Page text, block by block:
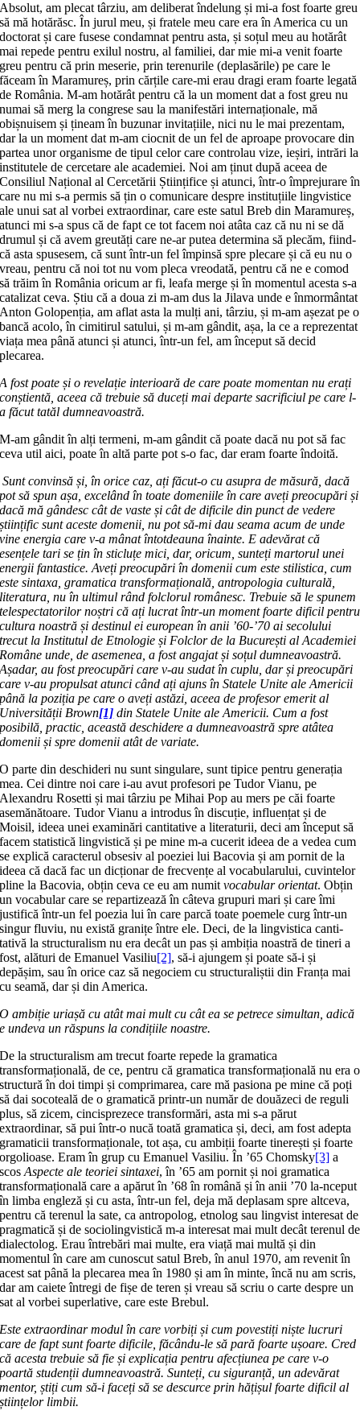
Absolut, am plecat târziu, am deli­be­rat îndelung și mi-a fost foarte greu
să mă hotărăsc. În jurul meu, și fratele meu care era în America cu un
doctorat și care fusese condamnat pentru asta, și so­țul meu au hotărât
mai repede pentru exi­lul nostru, al familiei, dar mie mi-a ve­nit foarte
greu pentru că prin meserie, prin terenurile (deplasările) pe care le
făceam în Maramureș, prin cărțile ca­re-mi erau dragi eram foarte legată
de România. M-am hotărât pentru că la un moment dat a fost greu nu
numai să merg la congrese sau la manifestări in­ter­naționale, mă
obișnuisem și țineam în buzunar invitațiile, nici nu le mai pre­zen­tam,
dar la un moment dat m-am cioc­nit de un fel de aproape provocare din
partea unor organisme de tipul celor care controlau vize, ieșiri, intrări la
ins­ti­tu­tele de cercetare ale academiei. Noi am ținut după aceea de
Consiliul Națio­nal al Cercetării Științifice și atunci, în­tr-o împrejurare în
care nu mi s-a permis să țin o comunicare despre instituțiile lin­gvistice
ale unui sat al vorbei extra­ordinar, care este satul Breb din Maramureș,
atunci mi s-a spus că de fapt ce tot facem noi atâta caz că nu ni se dă
drumul și că avem greutăți care ne-ar putea determina să plecăm, fiind­
că asta spusesem, că sunt într-un fel îm­pin­să spre plecare și că eu nu o
vreau, pen­tru că noi tot nu vom pleca vreo­da­tă, pentru că ne e comod
să trăim în Ro­mânia oricum ar fi, leafa merge și în mo­mentul acesta s-a
catalizat ceva. Știu că a doua zi m-am dus la Jilava unde e în­mor­mântat
Anton Golopenția, am aflat asta la mulți ani, târziu, și m-am așezat pe o
bancă acolo, în cimitirul satului, și m-am gândit, așa, la ce a reprezentat
via­ța mea până atunci și atunci, într-un fel, am început să decid
plecarea.
A fost poate și o revelație interioară de care poate momentan nu erați
con­ști­en­tă, aceea că trebuie să duceți mai de­par­te sacrificiul pe care l-
a făcut tatăl dum­neavoastră.
M-am gândit în alți termeni, m-am gândit că poate dacă nu pot să fac
ceva util aici, poate în altă parte pot s-o fac, dar eram foarte îndoită.
Sunt convinsă și, în orice caz, ați fă­cut-o cu asupra de măsură, dacă
pot să spun așa, excelând în toate domeniile în care aveți preocupări și
dacă mă gândesc cât de vaste și cât de dificile din punct de vedere
științific sunt aceste domenii, nu pot să-mi dau seama acum de unde
vine energia care v-a mânat întotdeauna îna­inte. E adevărat că
esențele tari se țin în sticluțe mici, dar, oricum, sunteți mar­torul unei
energii fantastice. Aveți preocupări în domenii cum este stilistica, cum
este sintaxa, gramatica trans­for­ma­țio­nală, antropologia culturală,
litera­tu­ra, nu în ultimul rând folclorul ro­mâ­nesc. Trebuie să le spunem
telespec­tato­ri­lor noștri că ați lucrat într-un moment foar­te dificil pentru
cultura noastră și destinul ei european în anii ʼ60-ʼ70 ai secolului
trecut la Institutul de Etnologie și Folclor de la București al Academiei
Române unde, de asemenea, a fost an­ga­jat și soțul dumneavoastră.
Așadar, au fost preocupări care v-au sudat în cuplu, dar și preocupări
care v-au propulsat atunci când ați ajuns în Statele Unite ale Americii
până la poziția pe care o aveți astăzi, aceea de profesor emerit al
Universității Brown[1] din Statele Unite ale Americii. Cum a fost
posibilă, prac­tic, această deschidere a dumneavoastră spre atâtea
domenii și spre domenii atât de variate.
O parte din deschideri nu sunt sin­gu­lare, sunt tipice pentru generația
mea. Cei dintre noi care i-au avut profesori pe Tudor Vianu, pe
Alexandru Rosetti și mai târziu pe Mihai Pop au mers pe căi foarte
asemănătoare. Tudor Vianu a introdus în discuție, influențat și de
Moisil, ideea unei examinări cantitative a literaturii, deci am început să
facem sta­tis­tică lingvistică și pe mine m-a cucerit ideea de a vedea cum
se explică caracterul ob­sesiv al poeziei lui Bacovia și am por­nit de la
ideea că dacă fac un dicționar de frecvențe al vocabularului, cuvinte­lor
pline la Bacovia, obțin ceva ce eu am nu­mitvocabular orientat. Obțin
un vo­ca­bular care se repartizează în câteva grupuri mari și care îmi
justifică într-un fel poezia lui în care parcă toate poemele curg într-un
sin­gur fluviu, nu există gra­ni­țe între ele. Deci, de la lin­gvistica can­ti­
tativă la struc­tu­ralism nu era decât un pas și ambiția noastră de tineri a
fost, alături de Emanuel Vasiliu[2], să-i ajun­gem și poate să-i și
depășim, sau în orice caz să negociem cu structuraliștii din Franța mai
cu seamă, dar și din America.
O ambiție uriașă cu atât mai mult cu cât ea se petrece simultan, adică
e un­deva un răspuns la condițiile noastre.
De la structuralism am trecut foarte repede la gramatica
transformațională, de ce, pentru că gramatica transfor­ma­țio­nală nu era o
structură în doi timpi și comprimarea, care mă pasiona pe mine că poți
să dai socoteală de o gramatică printr-un număr de douăzeci de reguli
plus, să zicem, cincisprezece trans­for­mări, asta mi s-a părut
extraordinar, să pui într-o nucă toată gramatica și, deci, am fost adepta
gramaticii transfor­ma­țio­nale, tot așa, cu ambiții foarte tine­rești și foarte
orgolioase. Eram în grup cu Emanuel Vasiliu. În ʼ65 Chomsky[3] a
scosAspecte ale teoriei sintaxei, în ʼ65 am pornit și noi gramatica
transfor­ma­țio­nală care a apărut în ʼ68 în română și în anii ʼ70 la-nceput
în limba engleză și cu asta, într-un fel, deja mă deplasam spre altceva,
pentru că terenul la sate, ca antro­polog, etnolog sau lingvist inte­re­sat de
pragmatică și de sociolingvistică m-a interesat mai mult decât terenul de
dia­lectolog. Erau întrebări mai multe, era viață mai multă și din
momentul în care am cunoscut satul Breb, în anul 1970, am revenit în
acest sat până la ple­carea mea în 1980 și am în minte, încă nu am scris,
dar am caiete întregi de fișe de teren și vreau să scriu o carte despre un
sat al vorbei superlative, care este Brebul.
Este extraordinar modul în care vorbiți și cum povestiți niște lucruri
care de fapt sunt foarte dificile, făcându-le să pară foarte ușoare. Cred
că acesta tre­buie să fie și explicația pentru afecțiunea pe care v-o
poartă studenții dumnea­voas­tră. Sunteți, cu siguranță, un adevărat
mentor, știți cum să-i faceți să se descurce prin hățișul foarte dificil al
științelor limbii.